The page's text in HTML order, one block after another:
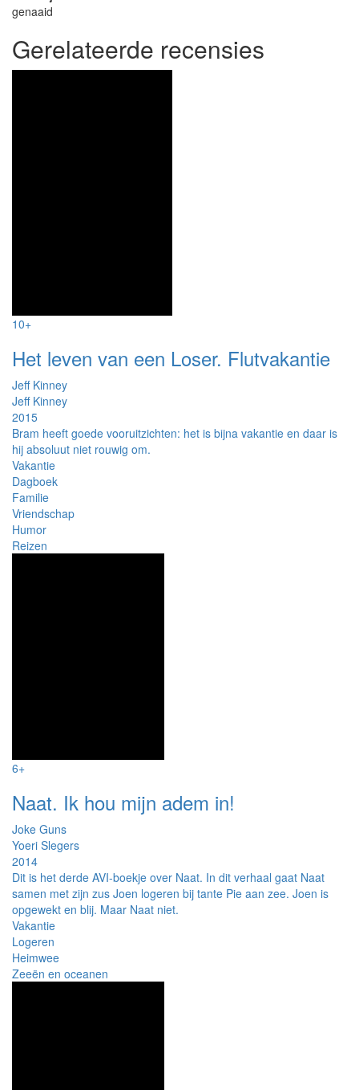
genaaid
Gerelateerde recensies
10+
Het leven van een Loser. Flutvakantie
Jeff Kinney
Jeff Kinney
2015
Bram heeft goede vooruitzichten: het is bijna vakantie en daar is
hij absoluut niet rouwig om.
Vakantie
Dagboek
Familie
Vriendschap
Humor
Reizen
6+
Naat. Ik hou mijn adem in!
Joke Guns
Yoeri Slegers
2014
Dit is het derde AVI-boekje over Naat. In dit verhaal gaat Naat
samen met zijn zus Joen logeren bij tante Pie aan zee. Joen is
opgewekt en blij. Maar Naat niet.
Vakantie
Logeren
Heimwee
Zeeën en oceanen